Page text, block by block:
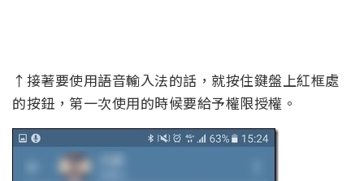
↑接著要使用語音輸入法的話，就按住鍵盤上紅框處
的按鈕，第一次使用的時候要給予權限授權。